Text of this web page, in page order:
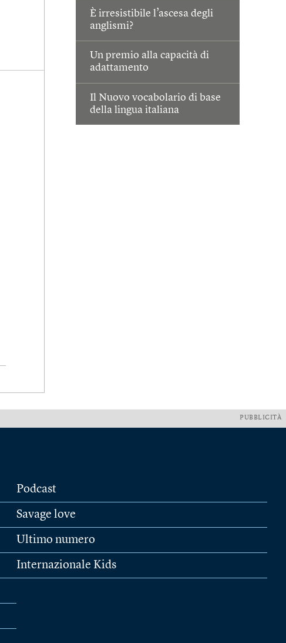
È irresistibile l’ascesa degli
anglismi?
Un premio alla capacità di
adattamento
Il Nuovo vocabolario di base
della lingua italiana
PUBBLICITÀ
Podcast
Savage love
Ultimo numero
Internazionale Kids